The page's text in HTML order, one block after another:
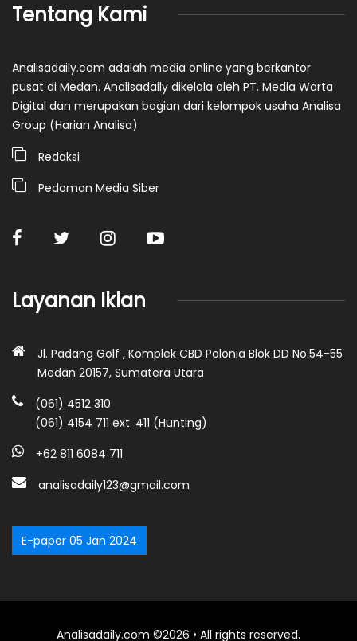
Tentang Kami
Analisadaily.com adalah media online yang berkantor
pusat di Medan. Analisadaily dikelola oleh PT. Media Warta
Digital dan merupakan bagian dari kelompok usaha Analisa
Group (Harian Analisa)
Redaksi
Pedoman Media Siber
Layanan Iklan
Jl. Padang Golf , Komplek CBD Polonia Blok DD No.54-55
Medan 20157, Sumatera Utara
(061) 4512 310
(061) 4154 711 ext. 411 (Hunting)
+62 811 6084 711
analisadaily123@gmail.com
E-paper 05 Jan 2024
Analisadaily.com ©2026 • All rights reserved.